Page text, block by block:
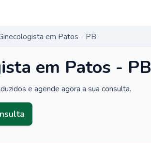
em Patos - PB
em Patos - PB
e agende agora a sua consulta.